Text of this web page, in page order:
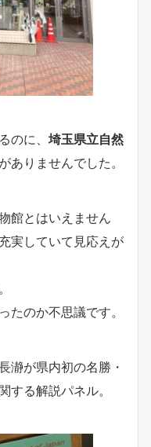
のに、 埼玉県立自然
ありませんでした。
館とはいえません
実していて見応えが
たのか不思議です。
瀞が県内初の名勝・
する解説パネル。